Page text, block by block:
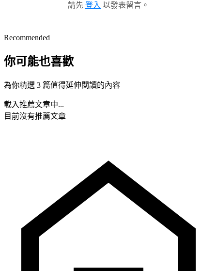
請先 登入 以發表留言。
Recommended
你可能也喜歡
為你精選 3 篇值得延伸閱讀的內容
載入推薦文章中...
目前沒有推薦文章